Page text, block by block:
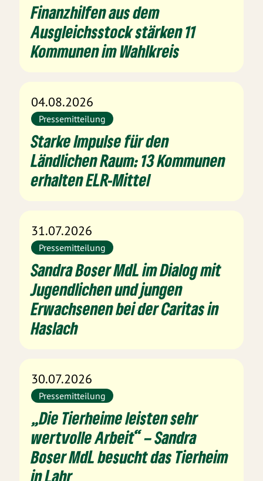
Finanzhilfen aus dem
Ausgleichsstock stärken 11
Kommunen im Wahlkreis
04.08.2026
Pressemitteilung
Starke Impulse für den
Ländlichen Raum: 13 Kommunen
erhalten ELR-Mittel
31.07.2026
Pressemitteilung
Sandra Boser MdL im Dialog mit
Jugendlichen und jungen
Erwachsenen bei der Caritas in
Haslach
30.07.2026
Pressemitteilung
„Die Tierheime leisten sehr
wertvolle Arbeit“ – Sandra
Boser MdL besucht das Tierheim
in Lahr